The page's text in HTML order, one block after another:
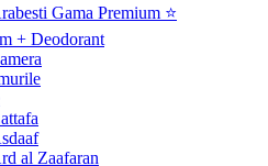
Gama Premium ⭐
+ Deodorant
al Zaafaran